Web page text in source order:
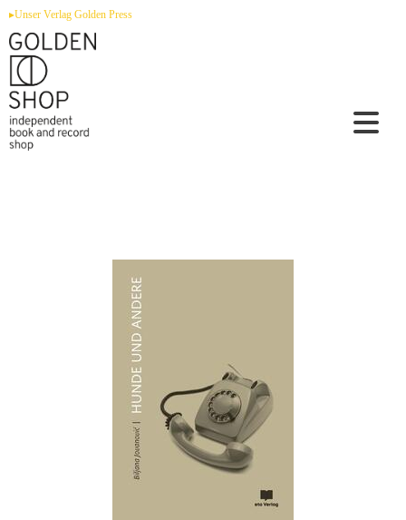
Zum
springen
▸Unser Verlag Golden Press